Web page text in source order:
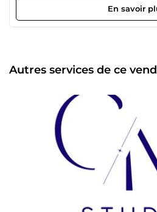
plus professionnelle. Mes
administrative &amp; coordination
cadrage) Ce que mes clients
professionnel, clair et humain •
et prêts à l’usage • une vraie
fluidifier Basée en Essonne,
entrepreneurs partout en France.
soutien fiable, rapide et
quotidiennes, votre
clients, je suis là pour vous.
opérationnel du quotidien.
En savoir
Autres services de ce